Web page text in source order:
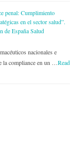
penal: Cumplimiento
en el sector salud”.
de España Salud
nacionales e
la compliance en un …Read